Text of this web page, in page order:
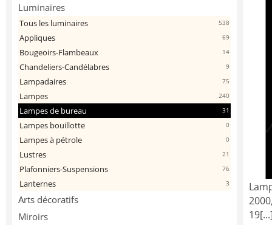
Luminaires
Tous les luminaires 538
Appliques 69
Bougeoirs-Flambeaux 14
Chandeliers-Candélabres 9
Lampadaires 75
Lampes 240
Lampes de bureau 31
Lampes bouillotte 0
Lampes à pétrole 0
Lustres 21
Plafonniers-Suspensions 76
Lanternes 3
Arts décoratifs
Miroirs